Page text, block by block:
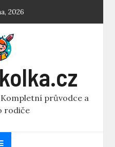
2026
průvodce a
rodiče